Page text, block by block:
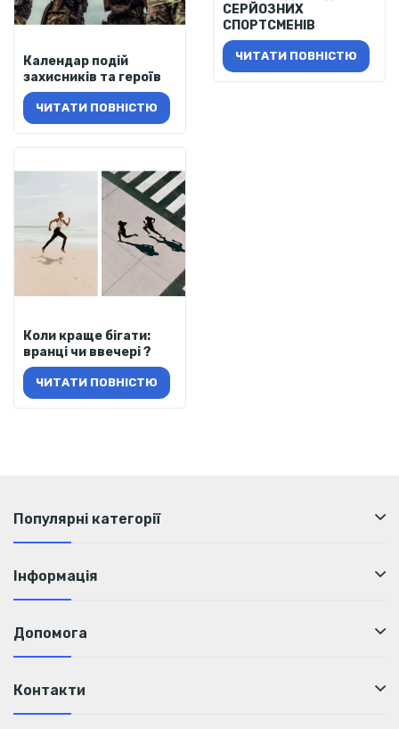
Календар подій
захисників та героїв
ЧИТАТИ ПОВНІСТЮ
СЕРЙОЗНИХ
СПОРТСМЕНІВ
ЧИТАТИ ПОВНІСТЮ
Коли краще бігати:
вранці чи ввечері ?
ЧИТАТИ ПОВНІСТЮ
Популярні категорії
Інформація
Допомога
Контакти